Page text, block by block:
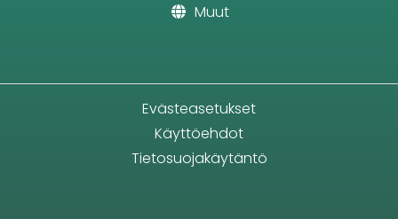
Muut
Evästeasetukset
Käyttöehdot
Tietosuojakäytäntö